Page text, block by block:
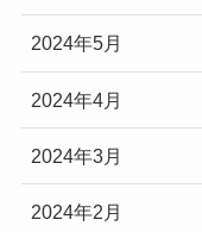
2024年5月
2024年4月
2024年3月
2024年2月